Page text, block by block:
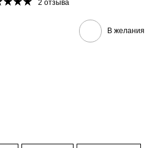
2 отзыва
В желания